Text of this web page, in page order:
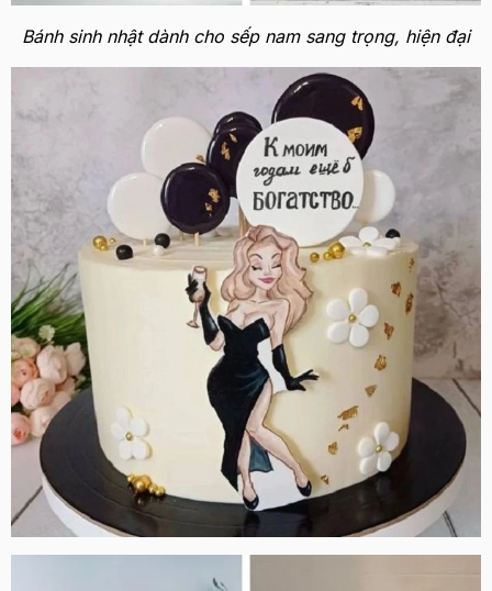
Bánh sinh nhật dành cho sếp nam sang trọng, hiện đại